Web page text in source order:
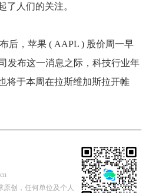
了人们的关注。
后，苹果 ( AAPL ) 股价周一早
发布这一消息之际，科技行业年
将于本周在拉斯维加斯拉开帷
原创，任何单位及个人